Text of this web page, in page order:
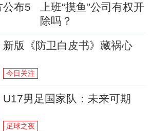
公布5
上班“摸鱼”公司有权开
除吗？
新版《防卫白皮书》藏祸心
今日关注
U17男足国家队：未来可期
足球之夜